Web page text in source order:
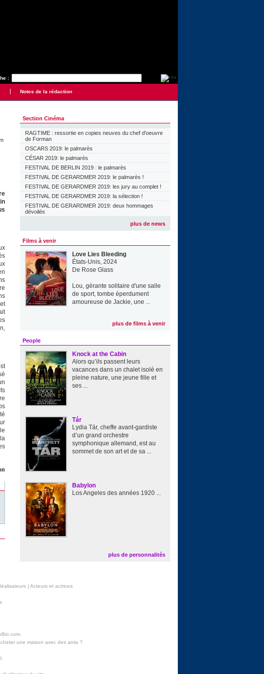
:
Notes de la rédaction
Section Cinéma
RAGTIME : ressortie en copies neuves du chef d'oeuvre
de Forman
OSCARS 2019: le palmarès
CÉSAR 2019: le palmarès
FESTIVAL DE BERLIN 2019 : le palmarès
FESTIVAL DE GERARDMER 2019: le palmarès !
FESTIVAL DE GERARDMER 2019: les jury au complet !
FESTIVAL DE GERARDMER 2019: la sélection !
FESTIVAL DE GERARDMER 2019: deux hommages
dévoilés
plus de news
Films à venir
Love Lies Bleeding
États-Unis, 2024
De Rose Glass
Lou, gérante solitaire d'une salle
de sport, tombe éperdument
amoureuse de Jackie, une ...
plus de films à venir
People
Knock at the Cabin
Alors qu’ils passent leurs
vacances dans un chalet isolé en
pleine nature, une jeune fille et
ses ...
Tár
Lydia Tár, cheffe avant-gardiste
d’un grand orchestre
symphonique allemand, est au
sommet de son art et de sa ...
Babylon
Los Angeles des années 1920 ...
plus de personnalités
| Acteurs et actrices
une maison avec des amis?